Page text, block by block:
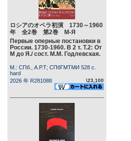
ロシアのオペラ初演 1730～1960
年 全2巻 第2巻 М-Я
Первые оперные постановки в
России. 1730-1960. В 2 т. Т.2: От
М до Я./ сост. М.М. Годлевская.
М.: СПб., А.Р.Т; СПбГМТМИ 528 c.
hard
2026 年 R281088
\23,100